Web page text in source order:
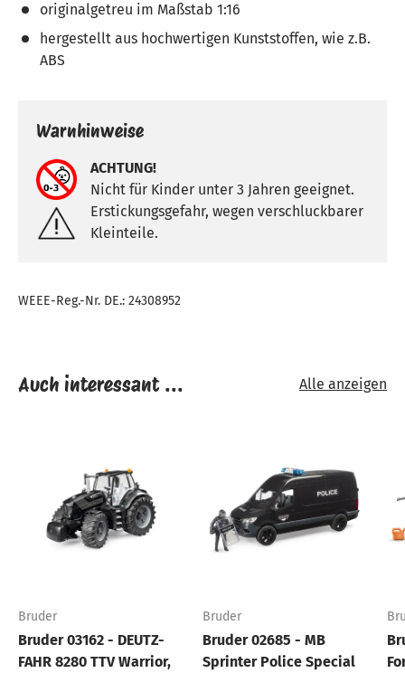
originalgetreu im Maßstab 1:16
hergestellt aus hochwertigen Kunststoffen, wie z.B.
ABS
Warnhinweise
ACHTUNG!
Nicht für Kinder unter 3 Jahren geeignet.
Erstickungsgefahr, wegen verschluckbarer
Kleinteile.
WEEE-Reg.-Nr. DE.: 24308952
Auch interessant ... Alle anzeigen
Bruder
Bruder 03162 - DEUTZ-
FAHR 8280 TTV Warrior,
Bruder
Bruder 02685 - MB
Sprinter Police Special